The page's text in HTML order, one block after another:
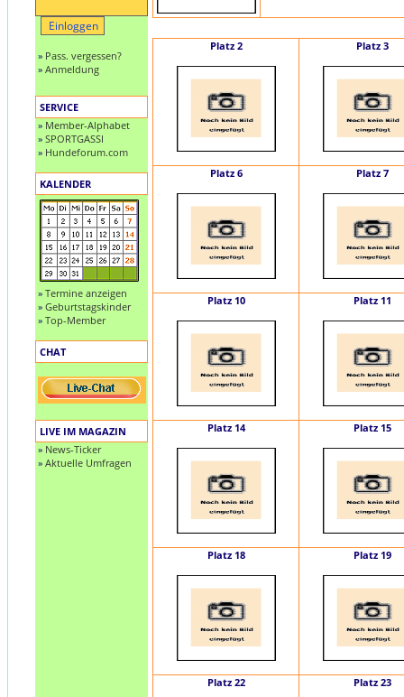
» Pass. vergessen?
» Anmeldung
SERVICE
» Member-Alphabet
» SPORTGASSI
» Hundeforum.com
KALENDER
» Termine anzeigen
» Geburtstagskinder
» Top-Member
CHAT
LIVE IM MAGAZIN
» News-Ticker
» Aktuelle Umfragen
Platz 2 Platz 3
Platz 6 Platz 7
Platz 10 Platz 11
Platz 14 Platz 15
Platz 18 Platz 19
Platz 22 Platz 23